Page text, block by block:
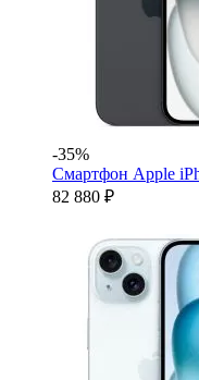
-35%
Смартфон Apple
82 880 ₽